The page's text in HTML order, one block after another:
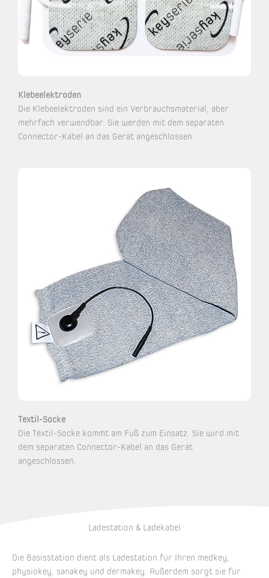
Klebeelektroden
Die Klebeelektroden sind ein Verbrauchsmaterial, aber
mehrfach verwendbar. Sie werden mit dem separaten
Connector-Kabel an das Gerät angeschlossen.
Textil-Socke
Die Textil-Socke kommt am Fuß zum Einsatz. Sie wird mit
dem separaten Connector-Kabel an das Gerät
angeschlossen.
Ladestation & Ladekabel
Die Basisstation dient als Ladestation für Ihren medkey,
physiokey, sanakey und dermakey. Außerdem sorgt sie für